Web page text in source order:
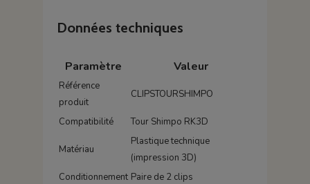
Données techniques
Paramètre Valeur
Référence
produit
CLIPSTOURSHIMPO
Compatibilité Tour Shimpo RK3D
Matériau
Plastique technique
(impression 3D)
Conditionnement Paire de 2 clips